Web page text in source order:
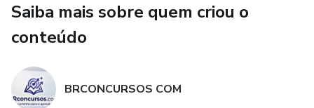
Sua aprovação não pode ser um "chute". Ela precisa ser
uma certeza.
É por isso que criamos o Simulado Completo - GCM
Mandaguari 2025, 100% modelado no perfil do Instituto
OMNI e fiel ao conteúdo do Edital 001/2025.
Saiba mais sobre quem criou o
conteúdo
BRCONCURSOS COM